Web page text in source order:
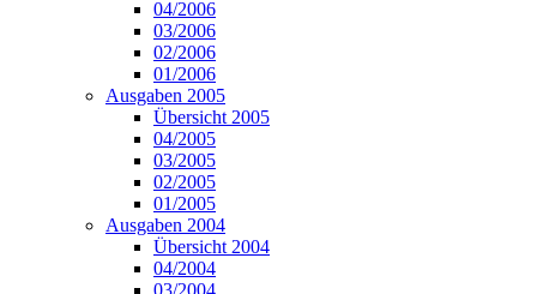
04/2006
03/2006
02/2006
01/2006
Ausgaben 2005
Übersicht 2005
04/2005
03/2005
02/2005
01/2005
Ausgaben 2004
Übersicht 2004
04/2004
03/2004